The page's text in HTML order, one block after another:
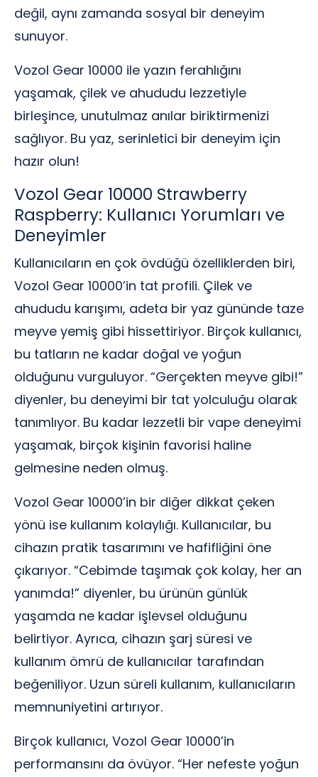
değil, aynı zamanda sosyal bir deneyim
sunuyor.
Vozol Gear 10000 ile yazın ferahlığını
yaşamak, çilek ve ahududu lezzetiyle
birleşince, unutulmaz anılar biriktirmenizi
sağlıyor. Bu yaz, serinletici bir deneyim için
hazır olun!
Vozol Gear 10000 Strawberry
Raspberry: Kullanıcı Yorumları ve
Deneyimler
Kullanıcıların en çok övdüğü özelliklerden biri,
Vozol Gear 10000’in tat profili. Çilek ve
ahududu karışımı, adeta bir yaz gününde taze
meyve yemiş gibi hissettiriyor. Birçok kullanıcı,
bu tatların ne kadar doğal ve yoğun
olduğunu vurguluyor. “Gerçekten meyve gibi!”
diyenler, bu deneyimi bir tat yolculuğu olarak
tanımlıyor. Bu kadar lezzetli bir vape deneyimi
yaşamak, birçok kişinin favorisi haline
gelmesine neden olmuş.
Vozol Gear 10000’in bir diğer dikkat çeken
yönü ise kullanım kolaylığı. Kullanıcılar, bu
cihazın pratik tasarımını ve hafifliğini öne
çıkarıyor. “Cebimde taşımak çok kolay, her an
yanımda!” diyenler, bu ürünün günlük
yaşamda ne kadar işlevsel olduğunu
belirtiyor. Ayrıca, cihazın şarj süresi ve
kullanım ömrü de kullanıcılar tarafından
beğeniliyor. Uzun süreli kullanım, kullanıcıların
memnuniyetini artırıyor.
Birçok kullanıcı, Vozol Gear 10000’in
performansını da övüyor. “Her nefeste yoğun